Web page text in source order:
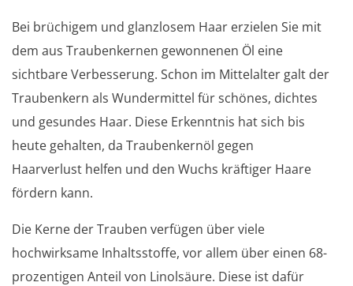
Bei brüchigem und glanzlosem Haar erzielen Sie mit
dem aus Traubenkernen gewonnenen Öl eine
sichtbare Verbesserung. Schon im Mittelalter galt der
Traubenkern als Wundermittel für schönes, dichtes
und gesundes Haar. Diese Erkenntnis hat sich bis
heute gehalten, da Traubenkernöl gegen
Haarverlust helfen und den Wuchs kräftiger Haare
fördern kann.
Die Kerne der Trauben verfügen über viele
hochwirksame Inhaltsstoffe, vor allem über einen 68-
prozentigen Anteil von Linolsäure. Diese ist dafür